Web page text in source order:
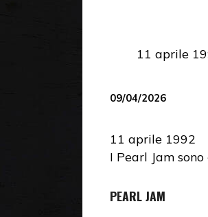
11 aprile
09/04/2026
11 aprile 1992
I Pearl Jam
PEARL JAM